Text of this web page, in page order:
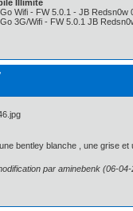
Illimité
Wifi - FW 5.0.1 - JB Redsn0w
3G/Wifi - FW 5.0.1 JB
bentley blanche , une grise et
par aminebenk (06-